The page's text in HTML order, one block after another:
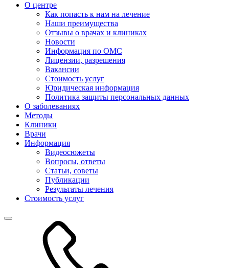
О центре
Как попасть к нам на лечение
Наши преимущества
Отзывы о врачах и клиниках
Новости
Информация по ОМС
Лицензии, разрешения
Вакансии
Стоимость услуг
Юридическая информация
Политика защиты персональных данных
О заболеваниях
Методы
Клиники
Врачи
Информация
Видеосюжеты
Вопросы, ответы
Статьи, советы
Публикации
Результаты лечения
Стоимость услуг